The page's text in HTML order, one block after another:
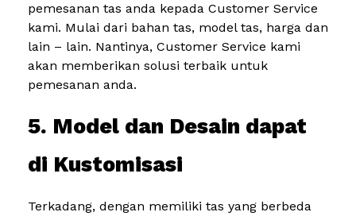
pemesanan tas anda kepada Customer Service
kami. Mulai dari bahan tas, model tas, harga dan
lain – lain. Nantinya, Customer Service kami
akan memberikan solusi terbaik untuk
pemesanan anda.
5. Model dan Desain dapat
di Kustomisasi
Terkadang, dengan memiliki tas yang berbeda